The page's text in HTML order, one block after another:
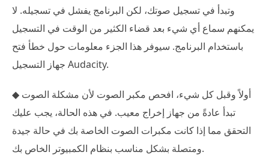
وتبدأ في تسجيل صوتك، لكن البرنامج يفشل في تسجيله. لا
يمكنهم سماع أي شيء بعد قضاء الكثير من الوقت في التسجيل
باستخدام البرنامج. سيوفر هذا الجزء معلومات حول خطأ فتح
جهاز التسجيل Audacity.
◆ أولاً وقبل كل شيء، افحص مكبر الصوت لأن مشكلة الصوت
تبدأ عادةً من جهاز إخراج معيب. في هذه الحالة، يجب عليك
التحقق مما إذا كانت مكبرات الصوت الخاصة بك في حالة جيدة
ومتصلة بشكل مناسب بنظام الكمبيوتر الخاص بك.